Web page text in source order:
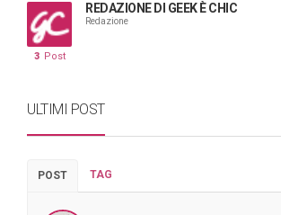
REDAZIONE DI GEEK È CHIC
Redazione
3 Post
ULTIMI POST
POST TAG